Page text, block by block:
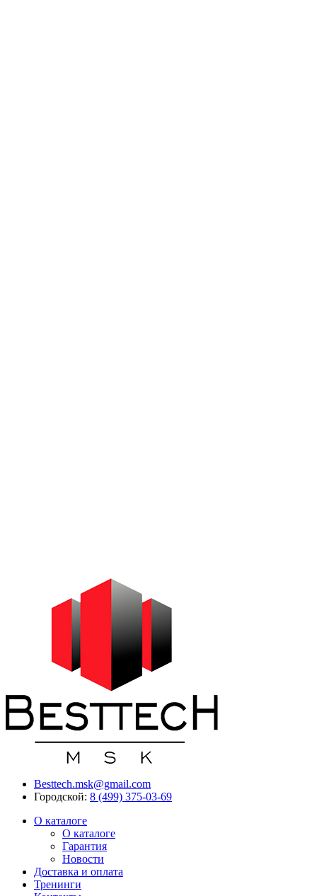
Besttech.msk@gmail.com
Городской: 8 (499) 375-03-69
О каталоге
О каталоге
Гарантия
Новости
Доставка и оплата
Тренинги